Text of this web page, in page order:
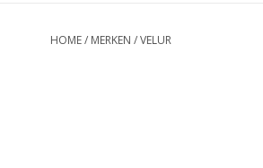
HOME/ MERKEN /VELUR